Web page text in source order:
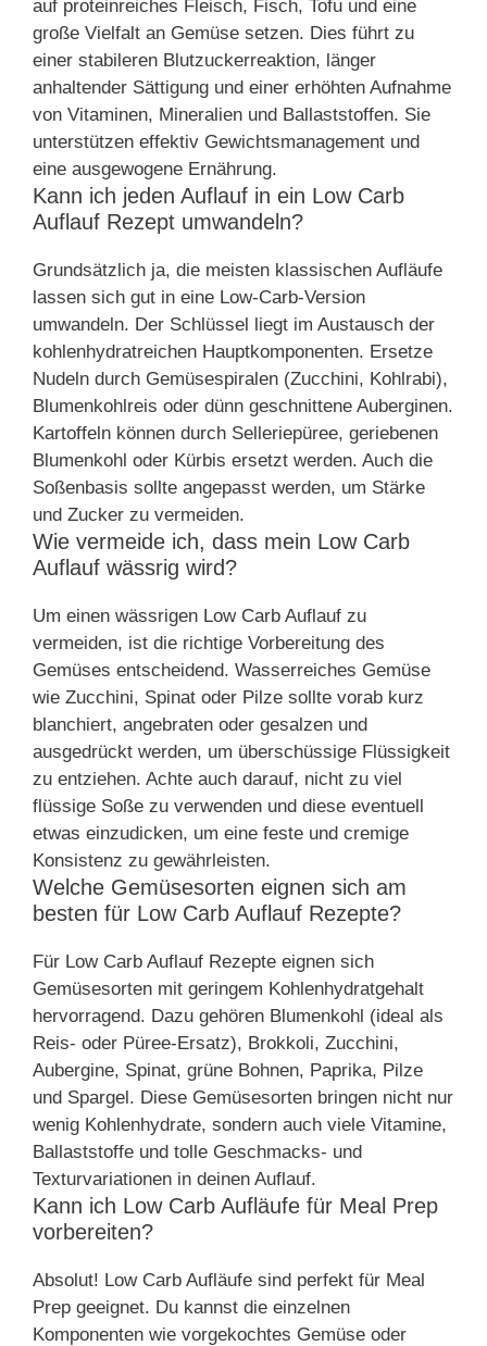
auf proteinreiches Fleisch, Fisch, Tofu und eine
große Vielfalt an Gemüse setzen. Dies führt zu
einer stabileren Blutzuckerreaktion, länger
anhaltender Sättigung und einer erhöhten Aufnahme
von Vitaminen, Mineralien und Ballaststoffen. Sie
unterstützen effektiv Gewichtsmanagement und
eine ausgewogene Ernährung.
Kann ich jeden Auflauf in ein Low Carb
Auflauf Rezept umwandeln?
Grundsätzlich ja, die meisten klassischen Aufläufe
lassen sich gut in eine Low-Carb-Version
umwandeln. Der Schlüssel liegt im Austausch der
kohlenhydratreichen Hauptkomponenten. Ersetze
Nudeln durch Gemüsespiralen (Zucchini, Kohlrabi),
Blumenkohlreis oder dünn geschnittene Auberginen.
Kartoffeln können durch Selleriepüree, geriebenen
Blumenkohl oder Kürbis ersetzt werden. Auch die
Soßenbasis sollte angepasst werden, um Stärke
und Zucker zu vermeiden.
Wie vermeide ich, dass mein Low Carb
Auflauf wässrig wird?
Um einen wässrigen Low Carb Auflauf zu
vermeiden, ist die richtige Vorbereitung des
Gemüses entscheidend. Wasserreiches Gemüse
wie Zucchini, Spinat oder Pilze sollte vorab kurz
blanchiert, angebraten oder gesalzen und
ausgedrückt werden, um überschüssige Flüssigkeit
zu entziehen. Achte auch darauf, nicht zu viel
flüssige Soße zu verwenden und diese eventuell
etwas einzudicken, um eine feste und cremige
Konsistenz zu gewährleisten.
Welche Gemüsesorten eignen sich am
besten für Low Carb Auflauf Rezepte?
Für Low Carb Auflauf Rezepte eignen sich
Gemüsesorten mit geringem Kohlenhydratgehalt
hervorragend. Dazu gehören Blumenkohl (ideal als
Reis- oder Püree-Ersatz), Brokkoli, Zucchini,
Aubergine, Spinat, grüne Bohnen, Paprika, Pilze
und Spargel. Diese Gemüsesorten bringen nicht nur
wenig Kohlenhydrate, sondern auch viele Vitamine,
Ballaststoffe und tolle Geschmacks- und
Texturvariationen in deinen Auflauf.
Kann ich Low Carb Aufläufe für Meal Prep
vorbereiten?
Absolut! Low Carb Aufläufe sind perfekt für Meal
Prep geeignet. Du kannst die einzelnen
Komponenten wie vorgekochtes Gemüse oder